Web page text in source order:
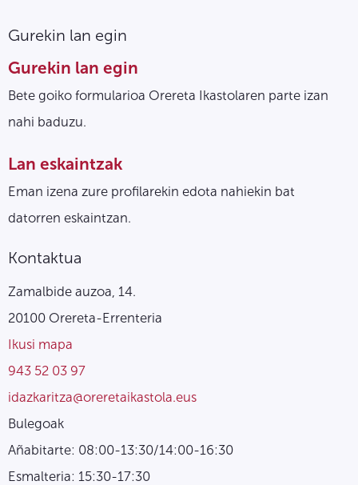
Gurekin lan egin
Gurekin lan egin
Bete goiko formularioa Orereta Ikastolaren parte izan
nahi baduzu.
Lan eskaintzak
Eman izena zure profilarekin edota nahiekin bat
datorren eskaintzan.
Kontaktua
Zamalbide auzoa, 14.
20100 Orereta-Errenteria
Ikusi mapa
943 52 03 97
idazkaritza@oreretaikastola.eus
Bulegoak
Añabitarte: 08:00-13:30/14:00-16:30
Esmalteria: 15:30-17:30